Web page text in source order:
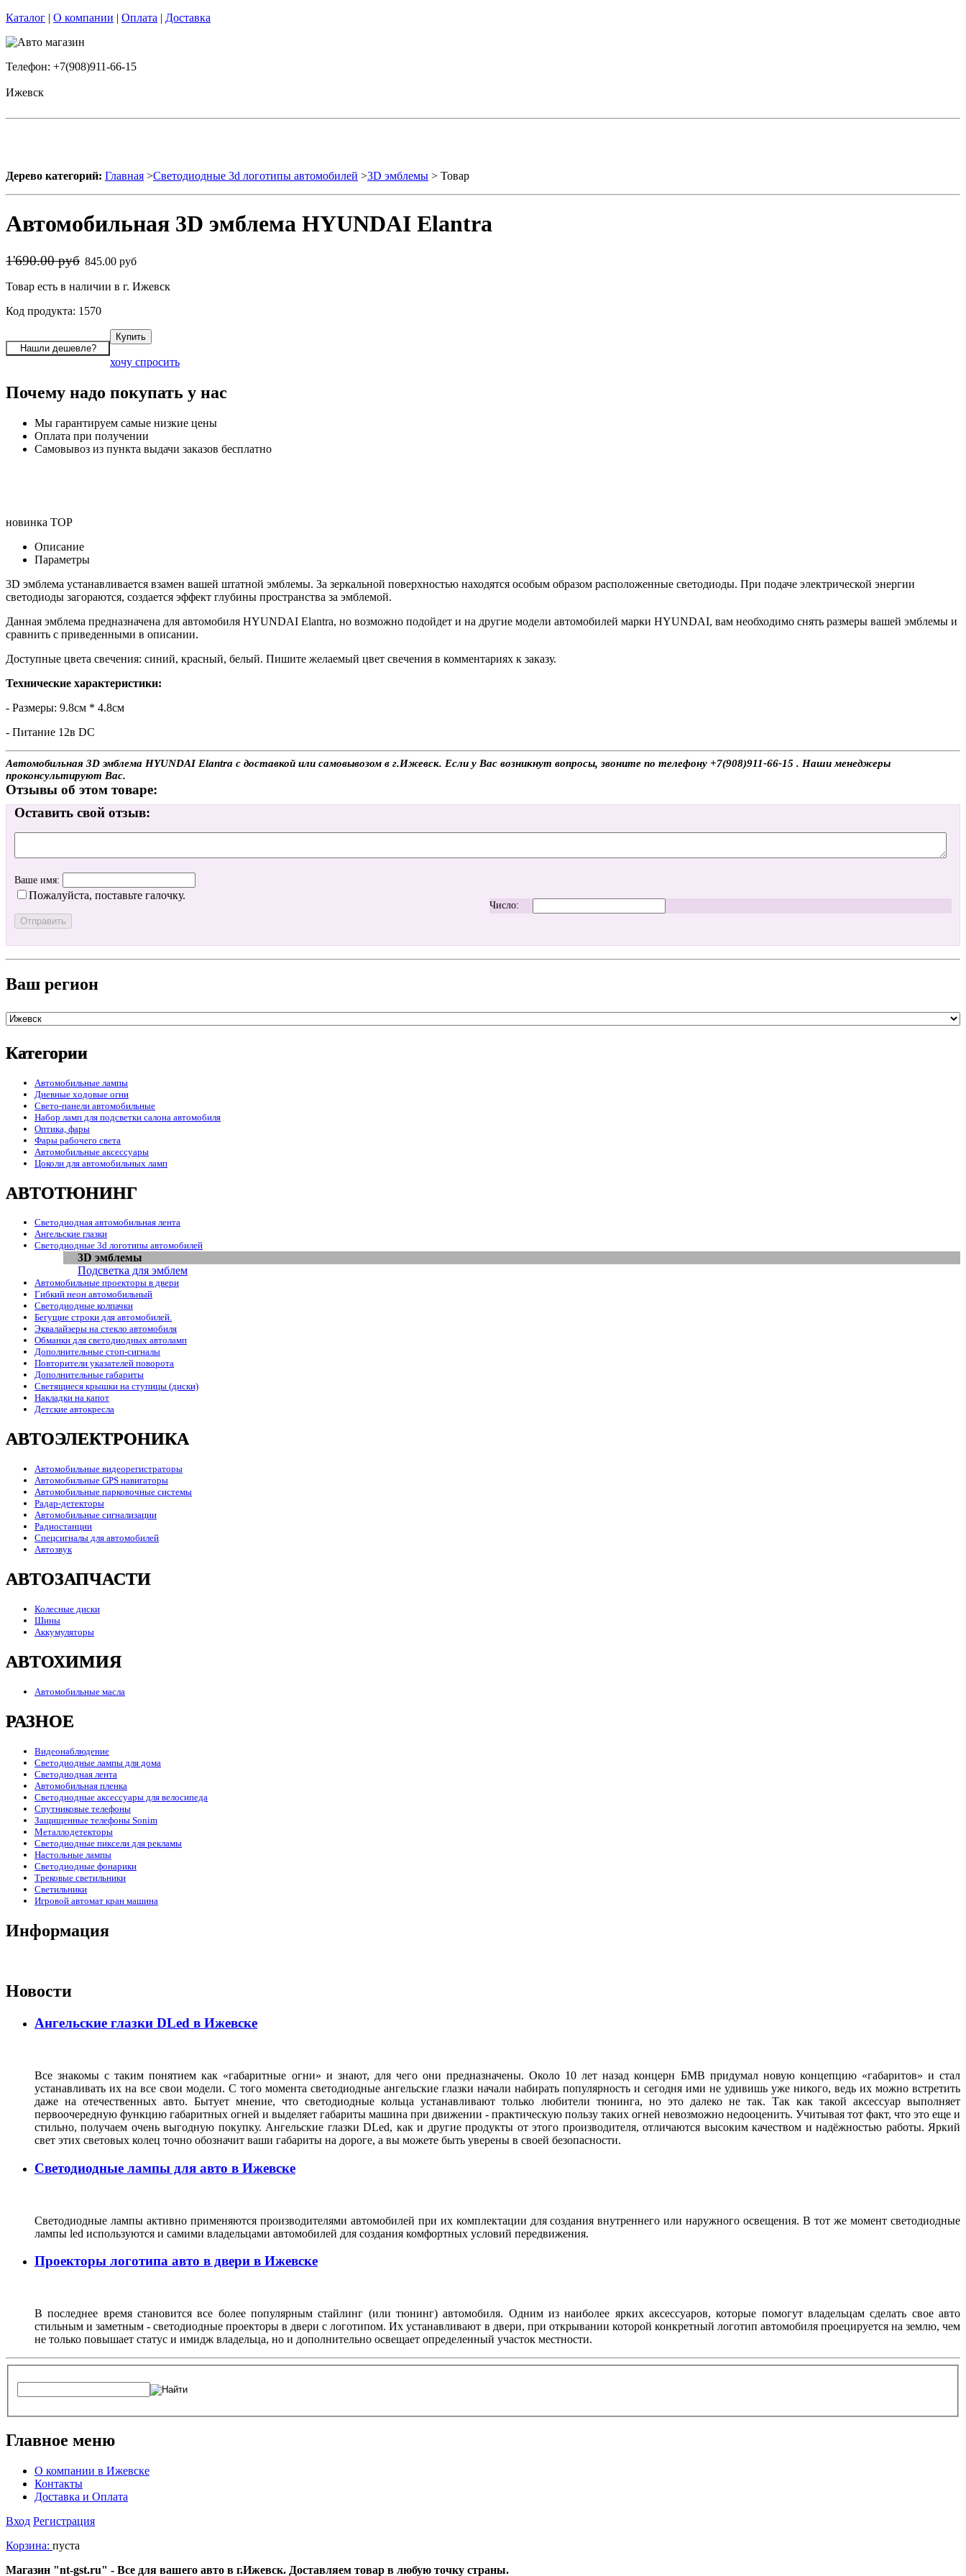
Каталог | О компании | Оплата | Доставка
Телефон: +7(908)911-66-15
Ижевск
Дерево категорий: Главная >Светодиодные 3d логотипы автомобилей >3D эмблемы > Товар
Автомобильная 3D эмблема HYUNDAI Elantra
1'690.00 руб 845.00 руб
Товар есть в наличии в г. Ижевск
Код продукта: 1570
хочу спросить
Почему надо покупать у нас
Мы гарантируем самые низкие цены
Оплата при получении
Самовывоз из пункта выдачи заказов бесплатно
новинка TOP
Описание
Параметры
3D эмблема устанавливается взамен вашей штатной эмблемы. За зеркальной поверхностью находятся особым образом расположенные светодиоды. При подаче электрической энергии
светодиоды загораются, создается эффект глубины пространства за эмблемой.
Данная эмблема предназначена для автомобиля HYUNDAI Elantra, но возможно подойдет и на другие модели автомобилей марки HYUNDAI, вам необходимо снять размеры вашей эмблемы и
сравнить с приведенными в описании.
Доступные цвета свечения: синий, красный, белый. Пишите желаемый цвет свечения в комментариях к заказу.
Технические характеристики:
- Размеры: 9.8см * 4.8см
- Питание 12в DC
Автомобильная 3D эмблема HYUNDAI Elantra с доставкой или самовывозом в г.Ижевск. Если у Вас возникнут вопросы, звоните по телефону +7(908)911-66-15 . Наши менеджеры
проконсультируют Вас.
Отзывы об этом товаре:
Оставить свой отзыв:
Ваше имя:
Пожалуйста, поставьте галочку.
Число:
Ваш регион
Категории
Автомобильные лампы
Дневные ходовые огни
Свето-панели автомобильные
Набор ламп для подсветки салона автомобиля
Оптика, фары
Фары рабочего света
Автомобильные аксессуары
Цоколи для автомобильных ламп
АВТОТЮНИНГ
Светодиодная автомобильная лента
Ангельские глазки
Светодиодные 3d логотипы автомобилей
3D эмблемы
Подсветка для эмблем
Автомобильные проекторы в двери
Гибкий неон автомобильный
Светодиодные колпачки
Бегущие строки для автомобилей.
Эквалайзеры на стекло автомобиля
Обманки для светодиодных автоламп
Дополнительные стоп-сигналы
Повторители указателей поворота
Дополнительные габариты
Светящиеся крышки на ступицы (диски)
Накладки на капот
Детские автокресла
АВТОЭЛЕКТРОНИКА
Автомобильные видеорегистраторы
Автомобильные GPS навигаторы
Автомобильные парковочные системы
Радар-детекторы
Автомобильные сигнализации
Радиостанции
Спецсигналы для автомобилей
Автозвук
АВТОЗАПЧАСТИ
Колесные диски
Шины
Аккумуляторы
АВТОХИМИЯ
Автомобильные масла
РАЗНОЕ
Видеонаблюдение
Светодиодные лампы для дома
Светодиодная лента
Автомобильная пленка
Светодиодные аксессуары для велосипеда
Спутниковые телефоны
Защищенные телефоны Sonim
Металлодетекторы
Светодиодные пиксели для рекламы
Настольные лампы
Светодиодные фонарики
Трековые светильники
Светильники
Игровой автомат кран машина
Информация
Новости
Ангельские глазки DLed в Ижевске
Все знакомы с таким понятием как «габаритные огни» и знают, для чего они предназначены. Около 10 лет назад концерн БМВ придумал новую концепцию «габаритов» и стал
устанавливать их на все свои модели. С того момента светодиодные ангельские глазки начали набирать популярность и сегодня ими не удивишь уже никого, ведь их можно встретить
даже на отечественных авто. Бытует мнение, что светодиодные кольца устанавливают только любители тюнинга, но это далеко не так. Так как такой аксессуар выполняет
первоочередную функцию габаритных огней и выделяет габариты машина при движении - практическую пользу таких огней невозможно недооценить. Учитывая тот факт, что это еще и
стильно, получаем очень выгодную покупку. Ангельские глазки DLed, как и другие продукты от этого производителя, отличаются высоким качеством и надёжностью работы. Яркий
свет этих световых колец точно обозначит ваши габариты на дороге, а вы можете быть уверены в своей безопасности.
Светодиодные лампы для авто в Ижевске
Светодиодные лампы активно применяются производителями автомобилей при их комплектации для создания внутреннего или наружного освещения. В тот же момент светодиодные
лампы led используются и самими владельцами автомобилей для создания комфортных условий передвижения.
Проекторы логотипа авто в двери в Ижевске
В последнее время становится все более популярным стайлинг (или тюнинг) автомобиля. Одним из наиболее ярких аксессуаров, которые помогут владельцам сделать свое авто
стильным и заметным - светодиодные проекторы в двери с логотипом. Их устанавливают в двери, при открывании которой конкретный логотип автомобиля проецируется на землю, чем
не только повышает статус и имидж владельца, но и дополнительно освещает определенный участок местности.
Главное меню
О компании в Ижевске
Контакты
Доставка и Оплата
Вход Регистрация
Корзина: пуста
Магазин "nt-gst.ru" - Все для вашего авто в г.Ижевск. Доставляем товар в любую точку страны.